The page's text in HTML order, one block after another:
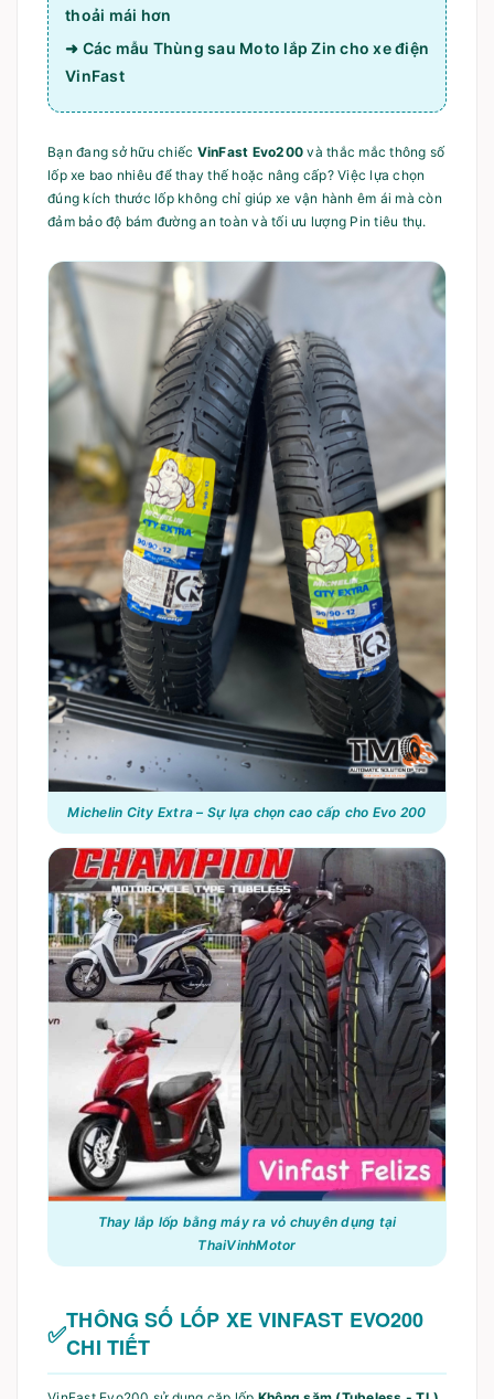
thoải mái hơn
➜ Các mẫu Thùng sau Moto lắp Zin cho xe điện
VinFast
Bạn đang sở hữu chiếc VinFast Evo200 và thắc mắc thông số
lốp xe bao nhiêu để thay thế hoặc nâng cấp? Việc lựa chọn
đúng kích thước lốp không chỉ giúp xe vận hành êm ái mà còn
đảm bảo độ bám đường an toàn và tối ưu lượng Pin tiêu thụ.
Michelin City Extra – Sự lựa chọn cao cấp cho Evo 200
Thay lắp lốp bằng máy ra vỏ chuyên dụng tại
ThaiVinhMotor
THÔNG SỐ LỐP XE VINFAST EVO200
CHI TIẾT